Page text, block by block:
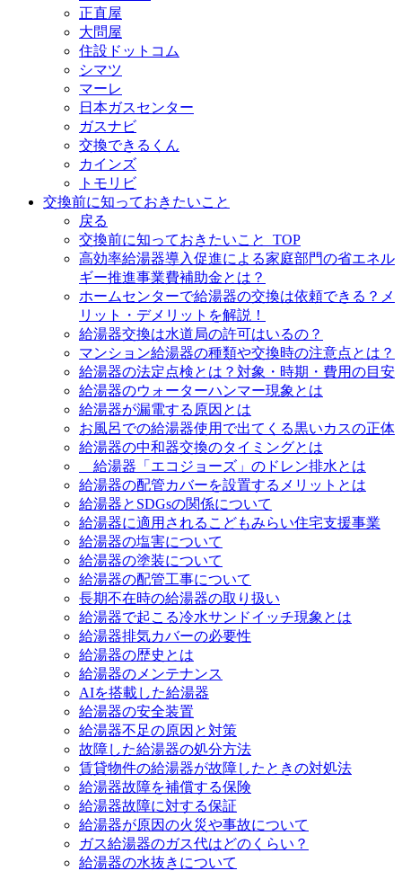
正直屋
大問屋
住設ドットコム
シマツ
マーレ
日本ガスセンター
ガスナビ
交換できるくん
カインズ
トモリビ
交換前に知っておきたいこと
戻る
交換前に知っておきたいこと_TOP
高効率給湯器導入促進による家庭部門の省エネル
ギー推進事業費補助金とは？
ホームセンターで給湯器の交換は依頼できる？メ
リット・デメリットを解説！
給湯器交換は水道局の許可はいるの？
マンション給湯器の種類や交換時の注意点とは？
給湯器の法定点検とは？対象・時期・費用の目安
給湯器のウォーターハンマー現象とは
給湯器が漏電する原因とは
お風呂での給湯器使用で出てくる黒いカスの正体
給湯器の中和器交換のタイミングとは
給湯器「エコジョーズ」のドレン排水とは
給湯器の配管カバーを設置するメリットとは
給湯器とSDGsの関係について
給湯器に適用されるこどもみらい住宅支援事業
給湯器の塩害について
給湯器の塗装について
給湯器の配管工事について
長期不在時の給湯器の取り扱い
給湯器で起こる冷水サンドイッチ現象とは
給湯器排気カバーの必要性
給湯器の歴史とは
給湯器のメンテナンス
AIを搭載した給湯器
給湯器の安全装置
給湯器不足の原因と対策
故障した給湯器の処分方法
賃貸物件の給湯器が故障したときの対処法
給湯器故障を補償する保険
給湯器故障に対する保証
給湯器が原因の火災や事故について
ガス給湯器のガス代はどのくらい？
給湯器の水抜きについて